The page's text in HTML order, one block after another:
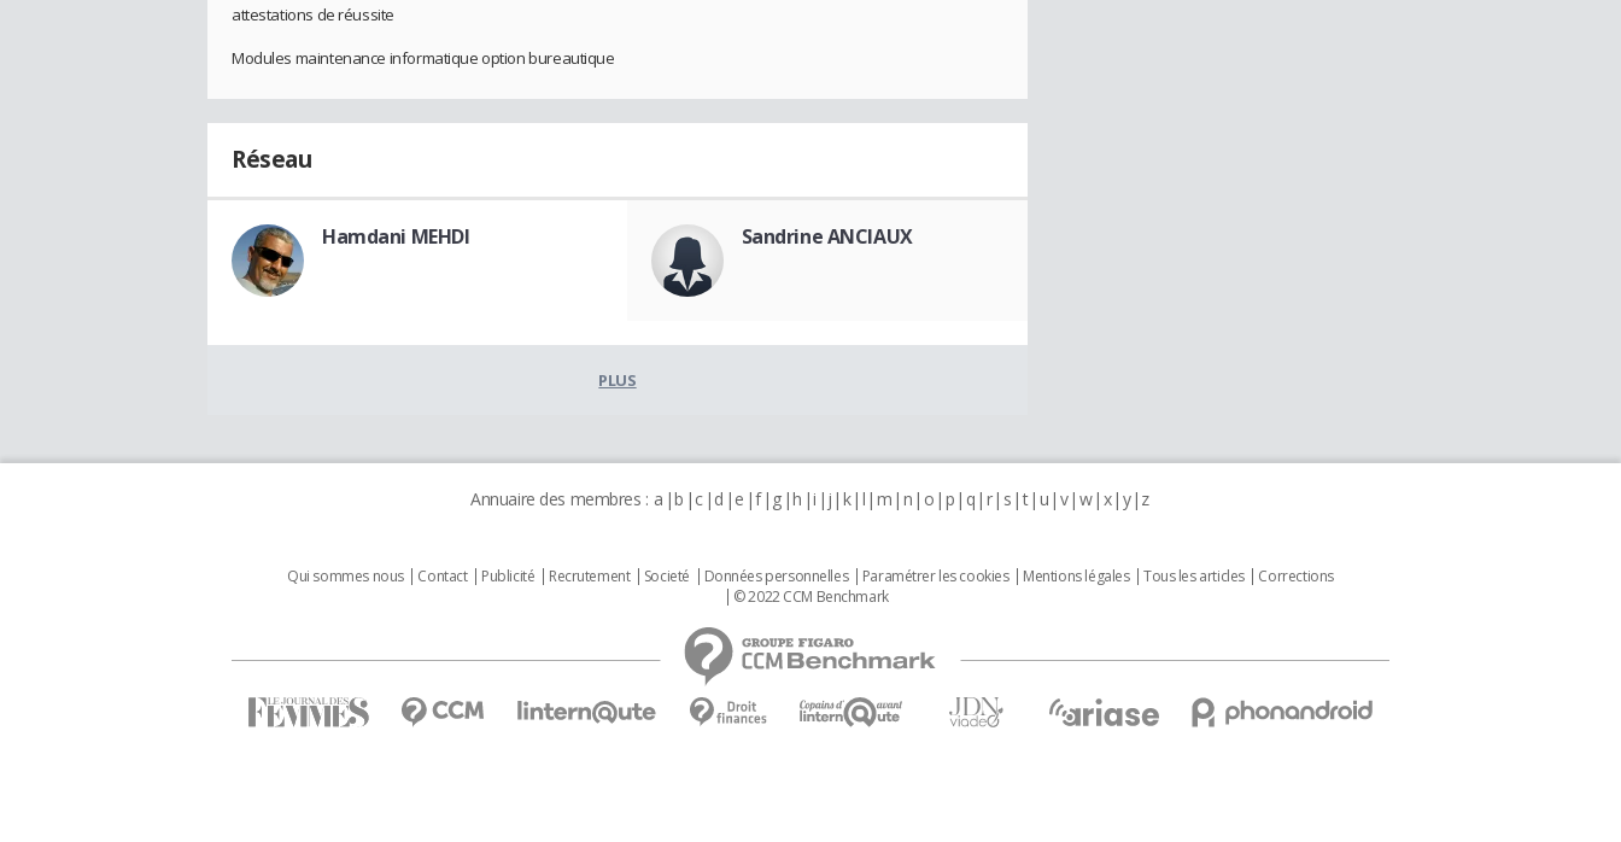
attestations de réussite
Modules maintenance informatique option bureautique
Réseau
Hamdani MEHDI Sandrine ANCIAUX
PLUS
Annuaire des membres : a b c d e f g h i j k l m n o p q r s t u v w x y z
Qui sommes nous Contact Publicité Recrutement Societé Données personnelles Paramétrer les cookies Mentions légales Tous les articles
Corrections
© 2022 CCM Benchmark